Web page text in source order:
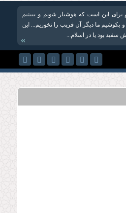
براى این است كه هوشیار شویم و ببینیم
بکوشیم ما دیگر آن فریب را نخوریم... این
بود یا در اسلام...
»